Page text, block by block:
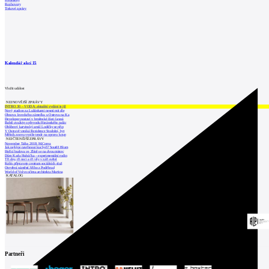
Rozhovory
Tiskové zprávy
Kalendář akcí 15
Vložit událost
NEJNOVĚJŠÍ ZPRÁVY
INTRO 30 – VODA: aktuální vydání je již
Nový stadion za Lužánkami nesmí mít dle
Obnova loveckého zámečku u Ostrova na Ka
Developer postaví v brněnské části Lesná
Babiš uvažuje o převodu Hrzánského palác
Oblíbený karvinský areál Lodičky se přip
V Ostravě vzniká Rezidence Stodolní, byt
Mělník znovu vypíše tendr na opravu koup
NEJČTENĚJŠÍ ZPRÁVY
November Talks 2018: M.Corea
Jak nejlépe navrhnout kuchyň? Soutěž Blum
Hořící budova ve Zlíně se na dvou místec
Dům Karla Hubáčka – experimentální rodin
Tři dny, tři noci a tři vily v záři světel
Kolín připravuje centrum sociálních služ
Otevření náměstí Jiřího z Poděbrad
World of Volvo očima architekta Martina
KATALOG
Partneři